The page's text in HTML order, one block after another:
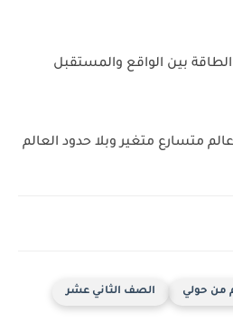
بين الواقع والمستقبل
متسارع متغير وبلا حدود العالم
من حولي الصف الثاني عشر